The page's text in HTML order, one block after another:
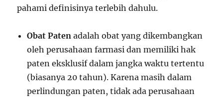
pahami definisinya terlebih dahulu.
Obat Paten adalah obat yang dikembangkan
oleh perusahaan farmasi dan memiliki hak
paten eksklusif dalam jangka waktu tertentu
(biasanya 20 tahun). Karena masih dalam
perlindungan paten, tidak ada perusahaan